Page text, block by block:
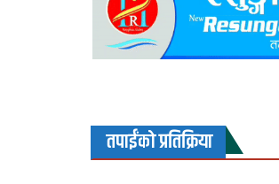
तपाईंको प्रतिक्रिया